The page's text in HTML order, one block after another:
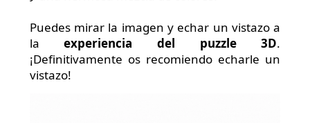
Puedes mirar la imagen y echar un vistazo a
laexperiencia del puzzle 3D.
¡Definitivamente os recomiendo echarle un
vistazo!